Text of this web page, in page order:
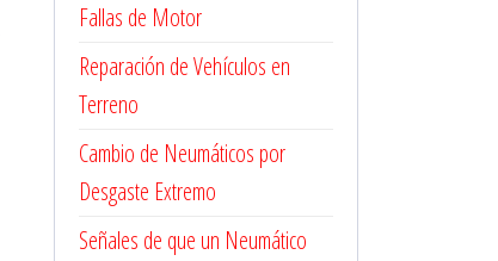
Fallas de Motor
Reparación de Vehículos en
Terreno
Cambio de Neumáticos por
Desgaste Extremo
Señales de que un Neumático